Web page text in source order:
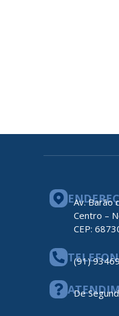
Av. Barão
Centro –
CEP:
(91)
De